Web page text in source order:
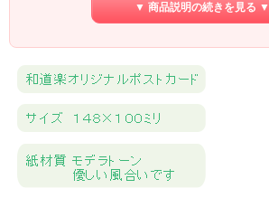
こばやしゆみこのほのぼの浮世絵です。
イラストレーターこばやしゆみこ
アニメーション製作会社５年勤務
その後Uターン
▼ 商品説明の続きを見る ▼